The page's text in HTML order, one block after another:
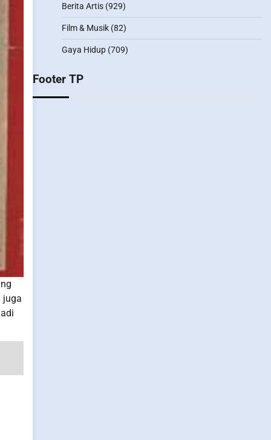
juga
Berita Artis(929)
Film & Musik(82)
Gaya Hidup(709)
Footer TP